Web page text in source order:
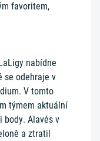
favoritem,
nabídne
se odehraje v
V tomto
týmem aktuální
body. Alavés v
a ztratil